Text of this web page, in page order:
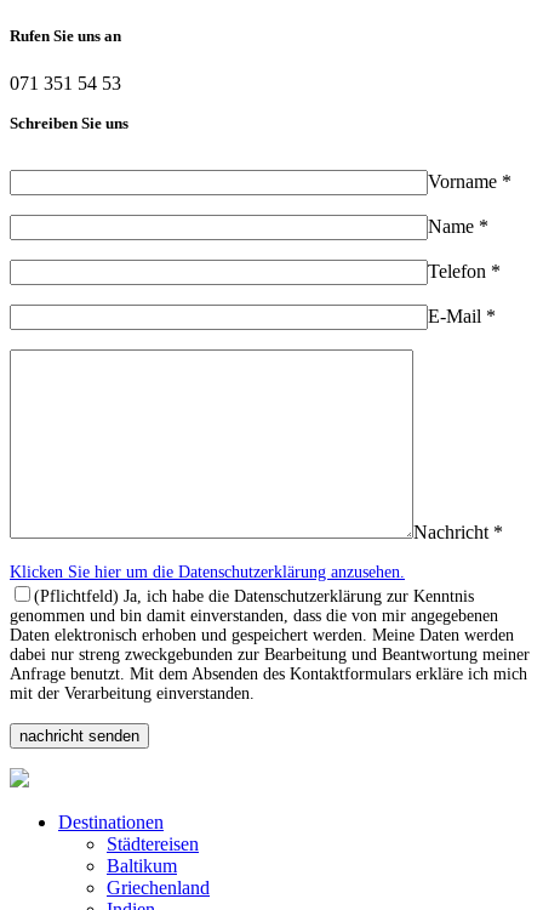
Rufen Sie uns an
071 351 54 53
Schreiben Sie uns
Vorname *
Name *
Telefon *
E-Mail *
Nachricht *
Klicken Sie hier um die Datenschutzerklärung anzusehen.
(Pflichtfeld) Ja, ich habe die Datenschutzerklärung zur Kenntnis
genommen und bin damit einverstanden, dass die von mir angegebenen
Daten elektronisch erhoben und gespeichert werden. Meine Daten werden
dabei nur streng zweckgebunden zur Bearbeitung und Beantwortung meiner
Anfrage benutzt. Mit dem Absenden des Kontaktformulars erkläre ich mich
mit der Verarbeitung einverstanden.
Destinationen
Städtereisen
Baltikum
Griechenland